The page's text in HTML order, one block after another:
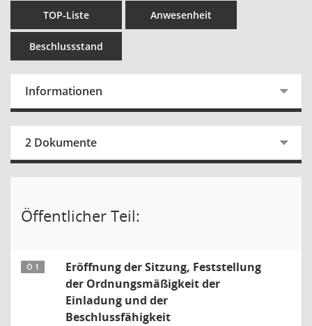
TOP-Liste Anwesenheit
Beschlussstand
Informationen
2 Dokumente
Öffentlicher Teil:
Ö 1
Eröffnung der Sitzung, Feststellung
der Ordnungsmäßigkeit der
Einladung und der
Beschlussfähigkeit